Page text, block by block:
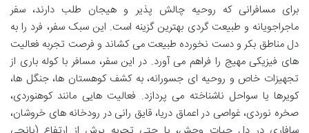
برای مسافرانی که روحیه چالش پذیر و هیجان طلب دارند، سفر
ماجراجویانه و طبیعت گردی بهترین گزینه است. این سبک سفر، فرد را به
دل مناطق بکر و دست نخورده طبیعت می کشاند و فرصت تجربه فعالیت
های فیزیکی مهیج را فراهم می آورد. در این سفر، مسافر با کوله باری از
تجهیزات خاص و روحیه ای جسورانه، به کشف کوهستان ها، جنگل ها،
کویرها یا سواحل ناشناخته می پردازد. فعالیت هایی مانند کوهنوردی،
صخره نوردی، غواصی در اعماق دریا، قایق رانی در رودخانه های خروشان،